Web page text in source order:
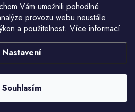
Vám umožnili pohodlné
provozu webu neustále
a použitelnost. Více informací
Nastavení
Souhlasím
Obchodní podmínky
ochrany osobních údajů
Způsob doručení a platby
podmínkami ochrany osobních údajů
vám s výběrem
poradit? Jsme tu pro vás!
info@huka.cz